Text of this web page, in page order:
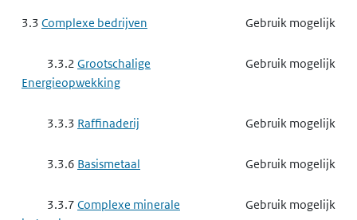
3.3 Complexe bedrijven Gebruik mogelijk
3.3.2 Grootschalige
Energieopwekking
Gebruik mogelijk
3.3.3 Raffinaderij Gebruik mogelijk
3.3.6 Basismetaal Gebruik mogelijk
3.3.7 Complexe minerale
Gebruik mogelijk